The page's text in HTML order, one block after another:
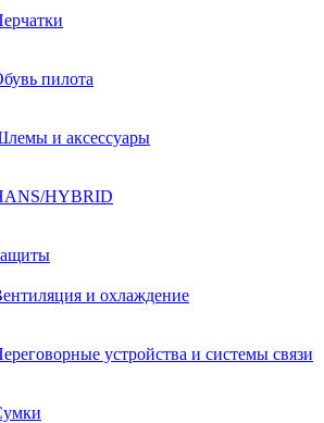
пилота
и аксессуары
HYBRID
и охлаждение
устройства и системы связи